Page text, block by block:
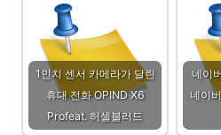
1인치 센서 카메라가 달린
휴대 전화 OPIND X6
Profeat. 허셀블러드
네이
네이